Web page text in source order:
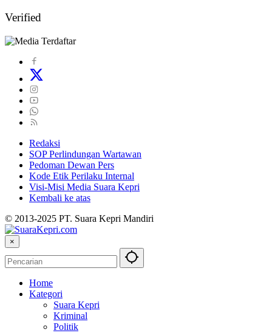
Verified
Redaksi
SOP Perlindungan Wartawan
Pedoman Dewan Pers
Kode Etik Perilaku Internal
Visi-Misi Media Suara Kepri
Kembali ke atas
© 2013-2025 PT. Suara Kepri Mandiri
×
Home
Kategori
Suara Kepri
Kriminal
Politik